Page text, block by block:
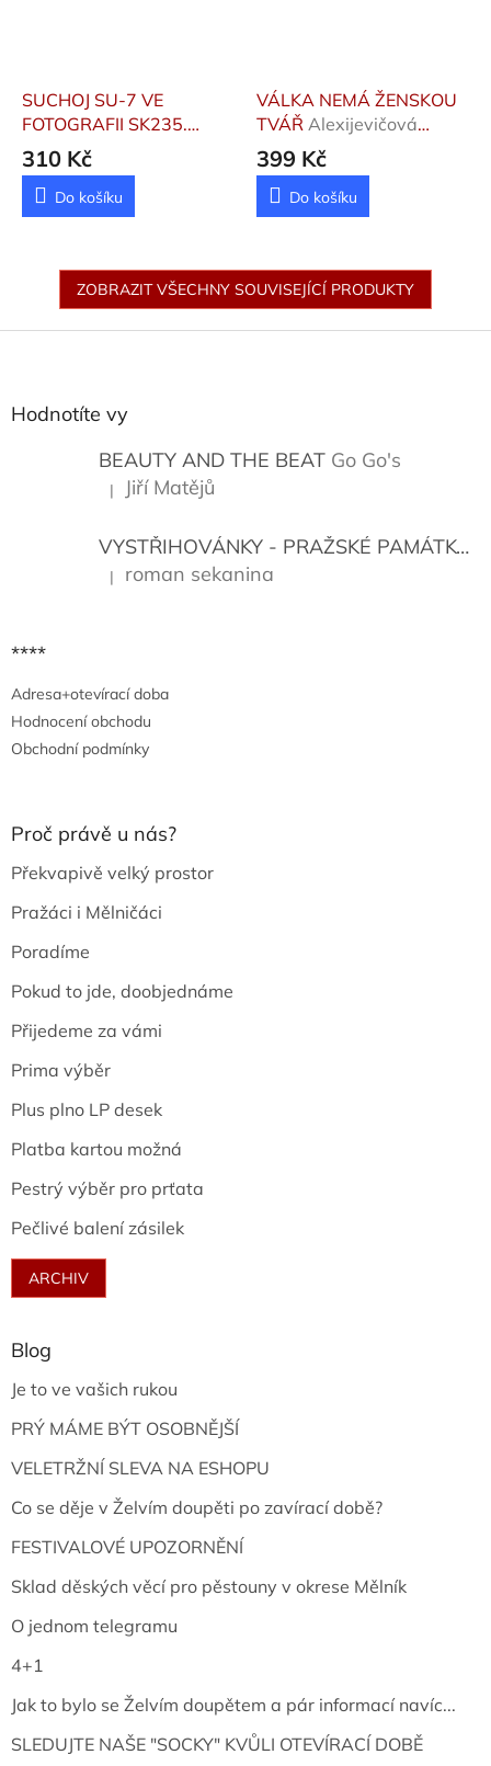
SUCHOJ SU-7 VE
FOTOGRAFII SK235.
Vlach Jiří Dr.
310 Kč
Do košíku
VÁLKA NEMÁ ŽENSKOU
TVÁŘ Alexijevičová
Světlana
399 Kč
Do košíku
ZOBRAZIT VŠECHNY SOUVISEJÍCÍ PRODUKTY
Hodnotíte vy
BEAUTY AND THE BEAT Go Go's
Hodnocení produktu je 5 z 5 hvězdiček.
| Jiří Matějů
VYSTŘIHOVÁNKY - PRAŽSKÉ PAMÁTKY
Hodnocení produktu je 5 z 5 hvězdiček.
| roman sekanina
****
Adresa+otevírací doba
Hodnocení obchodu
Obchodní podmínky
Proč právě u nás?
Překvapivě velký prostor
Pražáci i Mělničáci
Poradíme
Pokud to jde, doobjednáme
Přijedeme za vámi
Prima výběr
Plus plno LP desek
Platba kartou možná
Pestrý výběr pro prťata
Pečlivé balení zásilek
ARCHIV
Blog
Je to ve vašich rukou
PRÝ MÁME BÝT OSOBNĚJŠÍ
VELETRŽNÍ SLEVA NA ESHOPU
Co se děje v Želvím doupěti po zavírací době?
FESTIVALOVÉ UPOZORNĚNÍ
Sklad děských věcí pro pěstouny v okrese Mělník
O jednom telegramu
4+1
Jak to bylo se Želvím doupětem a pár informací navíc...
SLEDUJTE NAŠE "SOCKY" KVŮLI OTEVÍRACÍ DOBĚ